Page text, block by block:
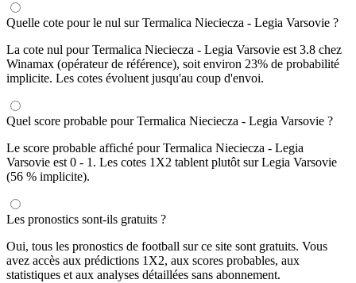
Quelle cote pour le nul sur Termalica Nieciecza - Legia Varsovie ?
La cote nul pour Termalica Nieciecza - Legia Varsovie est 3.8 chez
Winamax (opérateur de référence), soit environ 23% de probabilité
implicite. Les cotes évoluent jusqu'au coup d'envoi.
Quel score probable pour Termalica Nieciecza - Legia Varsovie ?
Le score probable affiché pour Termalica Nieciecza - Legia
Varsovie est 0 - 1. Les cotes 1X2 tablent plutôt sur Legia Varsovie
(56 % implicite).
Les pronostics sont-ils gratuits ?
Oui, tous les pronostics de football sur ce site sont gratuits. Vous
avez accès aux prédictions 1X2, aux scores probables, aux
statistiques et aux analyses détaillées sans abonnement.